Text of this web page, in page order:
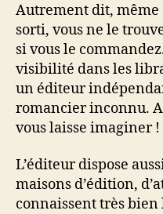
Autrement dit,
sorti, vous ne le
si vous le
visibilité dans les
un éditeur
romancier inconnu.
vous laisse imaginer !
L’éditeur dispose
maisons d’édition,
connaissent très